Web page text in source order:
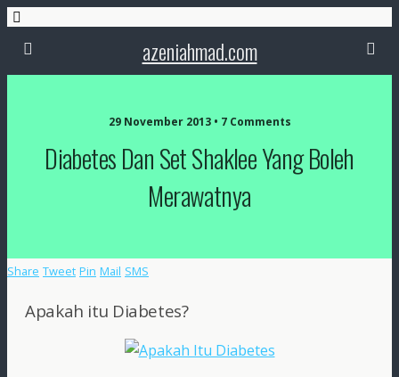
azeniahmad.com
29 November 2013 • 7 Comments
Diabetes Dan Set Shaklee Yang Boleh
Merawatnya
Share Tweet Pin Mail SMS
Apakah itu Diabetes?